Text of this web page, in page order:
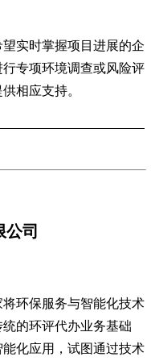
实时掌握项目进展的企
专项环境调查或风险评
相应支持。
公司
环保服务与智能化技术
的环评代办业务基础
化应用，试图通过技术